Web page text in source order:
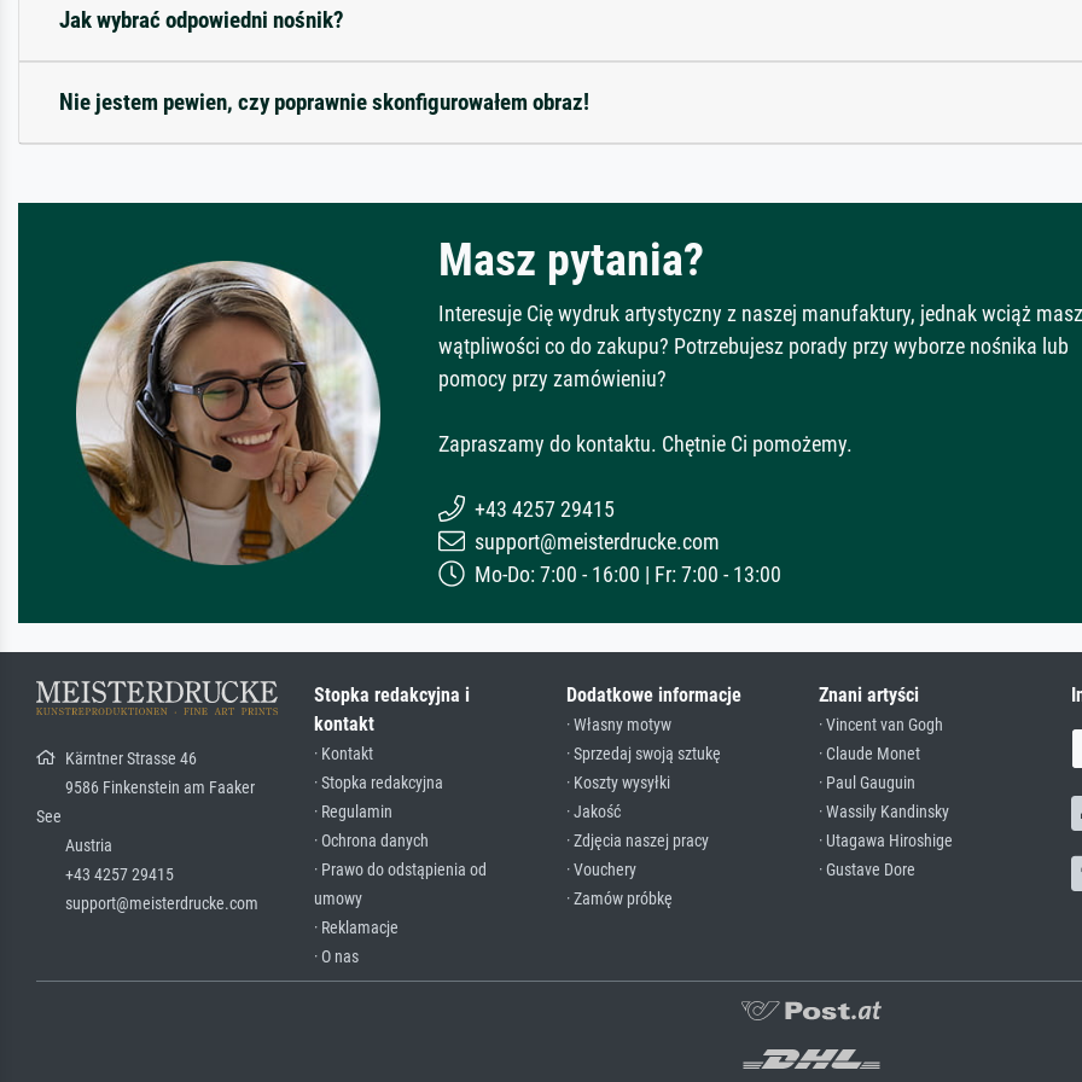
Jak wybrać odpowiedni nośnik?
Nie jestem pewien, czy poprawnie skonfigurowałem obraz!
Masz pytania?
Interesuje Cię wydruk artystyczny z naszej manufaktury, jednak wciąż masz
wątpliwości co do zakupu? Potrzebujesz porady przy wyborze nośnika lub
pomocy przy zamówieniu?
Zapraszamy do kontaktu. Chętnie Ci pomożemy.
+43 4257 29415
support@meisterdrucke.com
Mo-Do: 7:00 - 16:00 | Fr: 7:00 - 13:00
Kärntner Strasse 46
9586 Finkenstein am Faaker
See
Austria
+43 4257 29415
support@meisterdrucke.com
Stopka redakcyjna i
kontakt
· Kontakt
· Stopka redakcyjna
· Regulamin
· Ochrona danych
· Prawo do odstąpienia od
umowy
· Reklamacje
· O nas
Dodatkowe informacje
· Własny motyw
· Sprzedaj swoją sztukę
· Koszty wysyłki
· Jakość
· Zdjęcia naszej pracy
· Vouchery
· Zamów próbkę
Znani artyści
· Vincent van Gogh
· Claude Monet
· Paul Gauguin
· Wassily Kandinsky
· Utagawa Hiroshige
· Gustave Dore